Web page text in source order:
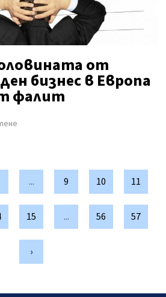
от
бизнес в Европа
фалит
... 9 10 11
15 ... 56 57
›